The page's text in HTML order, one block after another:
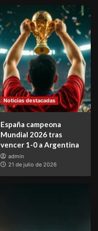
Noticias destacadas
España campeona
Mundial 2026 tras
vencer 1-0 a Argentina
admin
21 de julio de 2026